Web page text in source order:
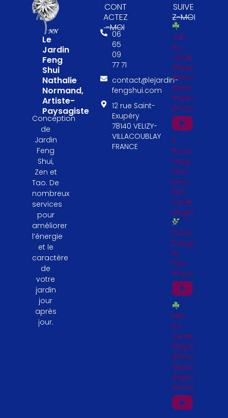
Le
Jardin
Feng
Shui
Nathalie
Normand,
Artiste-
Paysagiste
Conception
de
Jardin
Feng
Shui,
Zen et
Tao. De
nombreux
services
pour
améliorer
l’énergie
et le
caractère
de
votre
jardin
jour
après
jour.
CONT
ACTEZ
-MOI
06
65
09
77 71
contact@lejardin-
fengshui.com
12 rue Saint-
Exupéry
78140 VELIZY-
VILLACOUBLAY
FRANCE
SUIVE
Z-MOI
Juin
Au
Jardin
#flowers
#garden
#naturelovers
3
Astuces
Feng
Shui
pour
des
Jardinières
Magnifiques
Humidité,
Énergie
et
Plus
Mai
Au
Jardin
#flowers
#garden
#naturelovers